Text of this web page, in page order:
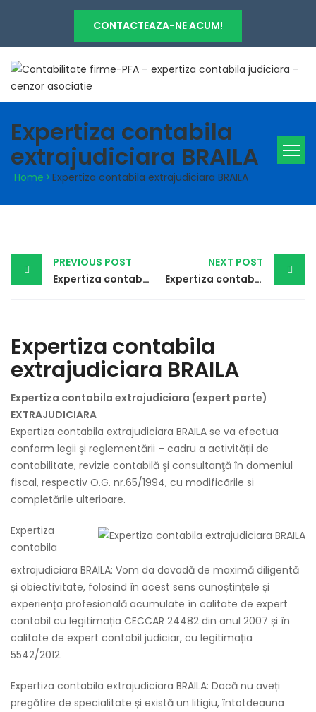
CONTACTEAZA-NE ACUM!
Expertiza contabila
extrajudiciara BRAILA
Home > Expertiza contabila extrajudiciara BRAILA
Post
navigation
PREVIOUS POST
Expertiza contabila extrajudiciara BOTOSANI
NEXT POST
Expertiza contabila extrajudiciara BRASOV
Expertiza contabila
extrajudiciara BRAILA
Expertiza contabila extrajudiciara (expert parte)
EXTRAJUDICIARA
Expertiza contabila extrajudiciara BRAILA se va efectua
conform legii şi reglementării – cadru a activității de
contabilitate, revizie contabilă şi consultanţă în domeniul
fiscal, respectiv O.G. nr.65/1994, cu modificãrile si
completările ulterioare.
Expertiza
contabila
extrajudiciara BRAILA: Vom da dovadă de maximă diligentă
și obiectivitate, folosind în acest sens cunoștințele și
experiența profesională acumulate în calitate de expert
contabil cu legitimația CECCAR 24482 din anul 2007 și în
calitate de expert contabil judiciar, cu legitimația
5542/2012.
Expertiza contabila extrajudiciara BRAILA: Dacă nu aveți
pregătire de specialitate și există un litigiu, întotdeauna